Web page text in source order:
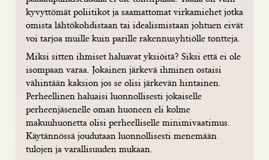
kyvyttömät poliitikot ja saamattomat virkamiehet jotka
omista lähtökohdistaan tai idealismistaan johtuen eivät
voi tarjoa muille kuin parille rakennusyhtiölle tontteja.
Miksi sitten ihmiset haluavat yksiöitä? Siksi että ei ole
isompaan varaa. Jokainen järkevä ihminen ostaisi
vähintään kaksion jos se olisi järkevän hintainen.
Perheellinen haluaisi luonnollisesti jokaiselle
perheenjäsenelle oman huoneen eli kolme
makuuhuonetta olisi perheelliselle minimivaatimus.
Käytännössä joudutaan luonnollisesti menemään
tulojen ja varallisuuden mukaan.